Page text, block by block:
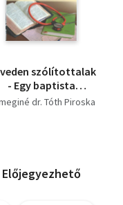
szólítottalak
- Egy baptista
a XX.
dr. Tóth Piroska
Előjegyezhető